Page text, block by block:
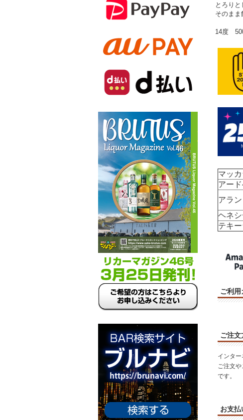
とろり
そのまま
14度
マッ
アー
アラン
ヘネ
テキー
ご利用
ご注文
インター
ご注文
です。
お支払